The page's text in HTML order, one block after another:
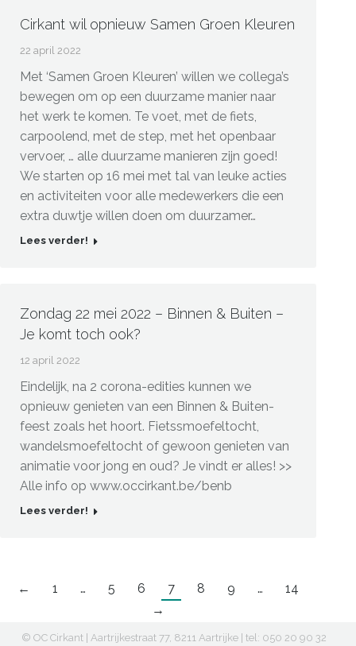
Cirkant wil opnieuw Samen Groen Kleuren
22 april 2022
Met ‘Samen Groen Kleuren’ willen we collega’s
bewegen om op een duurzame manier naar
het werk te komen. Te voet, met de fiets,
carpoolend, met de step, met het openbaar
vervoer, … alle duurzame manieren zijn goed!
We starten op 16 mei met tal van leuke acties
en activiteiten voor alle medewerkers die een
extra duwtje willen doen om duurzamer…
Lees verder!
Zondag 22 mei 2022 – Binnen & Buiten –
Je komt toch ook?
12 april 2022
Eindelijk, na 2 corona-edities kunnen we
opnieuw genieten van een Binnen & Buiten-
feest zoals het hoort. Fietssmoefeltocht,
wandelsmoefeltocht of gewoon genieten van
animatie voor jong en oud? Je vindt er alles! >>
Alle info op www.occirkant.be/benb
Lees verder!
← 1 … 5 6 7 8 9 …
14
→
© OC Cirkant | Aartrijkestraat 77, 8211 Aartrijke | tel: 050 20 90 32